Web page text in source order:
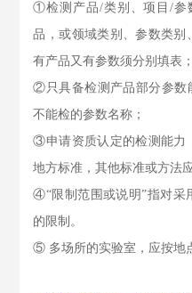
①检测产品/类别、项目/参
品，或领域类别、参数类别
有产品又有参数须分别填表；
②只具备检测产品部分参数
不能检的参数名称；
③申请资质认定的检测能力
地方标准，其他标准或方法
④“限制范围或说明”指对采
的限制。
⑤ 多场所的实验室，应按地